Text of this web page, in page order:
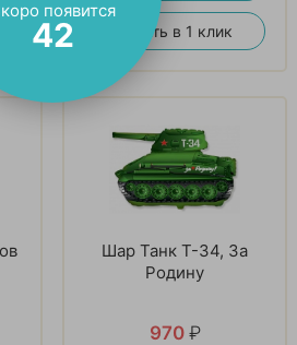
Купить в 1 клик
Шар Танк T-34, За
Родину
970 ₽
появится
41